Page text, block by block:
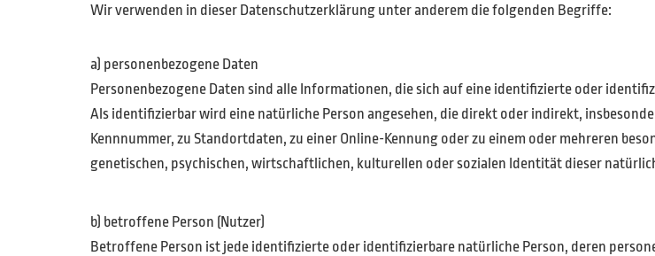
Wir verwenden in dieser Datenschutzerklärung unter anderem die folgenden Begriffe:
a) personenbezogene Daten
Personenbezogene Daten sind alle Informationen, die sich auf eine identifizierte oder
Als identifizierbar wird eine natürliche Person angesehen, die direkt oder indirekt,
Kennnummer, zu Standortdaten, zu einer Online-Kennung oder zu einem oder mehreren
genetischen, psychischen, wirtschaftlichen, kulturellen oder sozialen Identität dieser
b) betroffene Person (Nutzer)
Betroffene Person ist jede identifizierte oder identifizierbare natürliche Person, deren